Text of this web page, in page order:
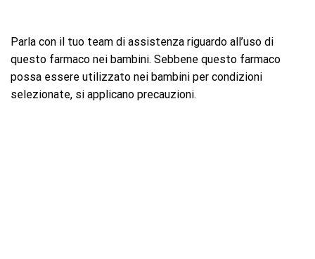
Parla con il tuo team di assistenza riguardo all’uso di
questo farmaco nei bambini. Sebbene questo farmaco
possa essere utilizzato nei bambini per condizioni
selezionate, si applicano precauzioni.